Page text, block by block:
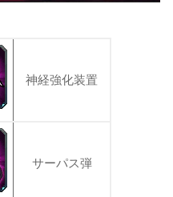
神経強化装置
サーパス弾